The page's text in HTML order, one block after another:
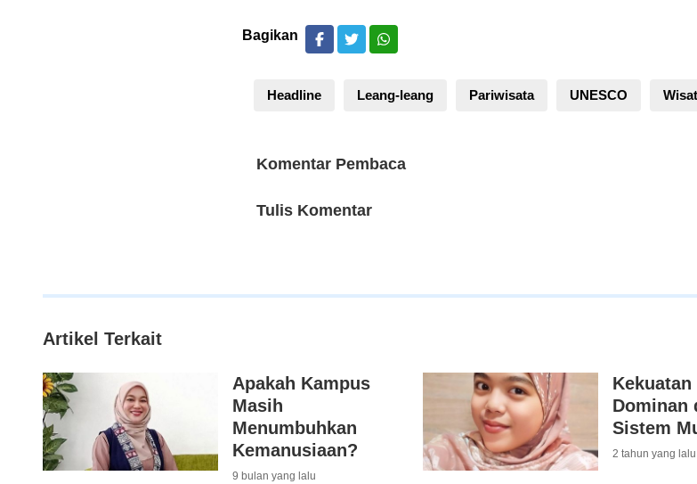
Bagikan
Headline Leang-leang Pariwisata UNESCO
Komentar Pembaca
Tulis Komentar
Artikel Terkait
Apakah Kampus
Masih
Menumbuhkan
Kemanusiaan?
9 bulan yang lalu
Kekuatan
Dominan
Sistem
2 tahun yang lalu